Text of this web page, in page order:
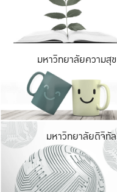
มหาวิทยาลัยความสุข
มหาวิทยาลัยดิจิทัล